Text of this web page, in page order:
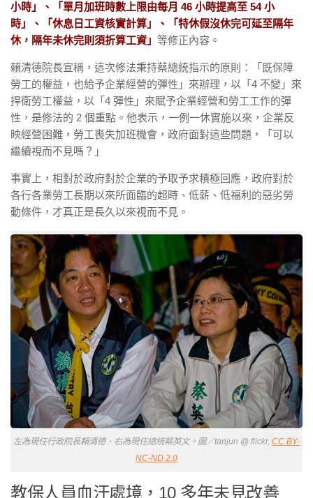
小時」、「單月加班時數上限由每月 46 小時提高至 54 小
時」、「休息日工資核實計算」、「特休假沒休完可延至隔年
休，隔年未休完則須折算工資」 等修正內容。
賴清德院長宣稱，這次修法秉持蔡總統指示的原則：「既保障
勞工的權益，也給予企業經營的彈性」來辦理，以「4 不變」來
捍衛勞工權益，以「4 彈性」來賦予企業經營和勞工工作的彈
性，是修法的 2 個重點。他表示，一例一休實施以來，企業反
映經營困難，勞工喪失加班機會，政府面對這些問題，「可以
繼續視而不見嗎？」
事實上，相對於政府對於企業的予取予求積極回應，政府對於
各行各業勞工長期以來所面臨的超時、低薪、低福利的惡劣勞
動條件，才真正是長久以來視而不見。
左為現任行政院長賴清德、右為現任總統蔡英文。圖／tanjun @ flickr, CC BY-
NC-ND 2.0
教保人員血汗處境，10 多年未見改善